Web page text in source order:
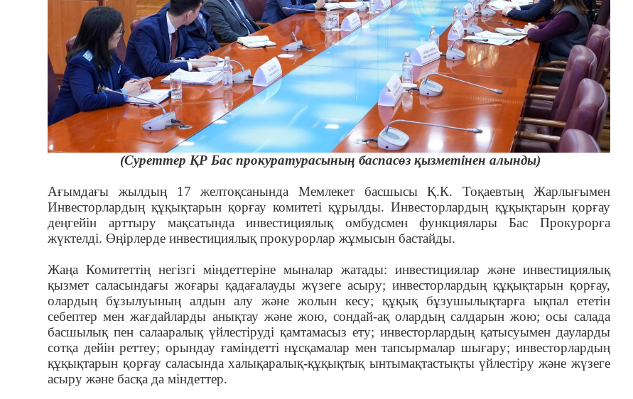
(Суреттер ҚР Бас прокуратурасының баспасөз қызметінен алынды)
Ағымдағы жылдың 17 желтоқсанында Мемлекет басшысы Қ.К. Тоқаевтың Жарлығымен
Инвесторлардың құқықтарын қорғау комитеті құрылды. Инвесторлардың құқықтарын қорғау
деңгейін арттыру мақсатында инвестициялық омбудсмен функциялары Бас Прокурорға
жүктелді. Өңірлерде инвестициялық прокурорлар жұмысын бастайды.
Жаңа Комитеттің негізгі міндеттеріне мыналар жатады: инвестициялар және инвестициялық
қызмет саласындағы жоғары қадағалауды жүзеге асыру; инвесторлардың құқықтарын қорғау,
олардың бұзылуының алдын алу және жолын кесу; құқық бұзушылықтарға ықпал ететін
себептер мен жағдайларды анықтау және жою, сондай-ақ олардың салдарын жою; осы салада
басшылық пен салааралық үйлестіруді қамтамасыз ету; инвесторлардың қатысуымен дауларды
сотқа дейін реттеу; орындау ғаміндетті нұсқамалар мен тапсырмалар шығару; инвесторлардың
құқықтарын қорғау саласында халықаралық-құқықтық ынтымақтастықты үйлестіру және жүзеге
асыру және басқа да міндеттер.